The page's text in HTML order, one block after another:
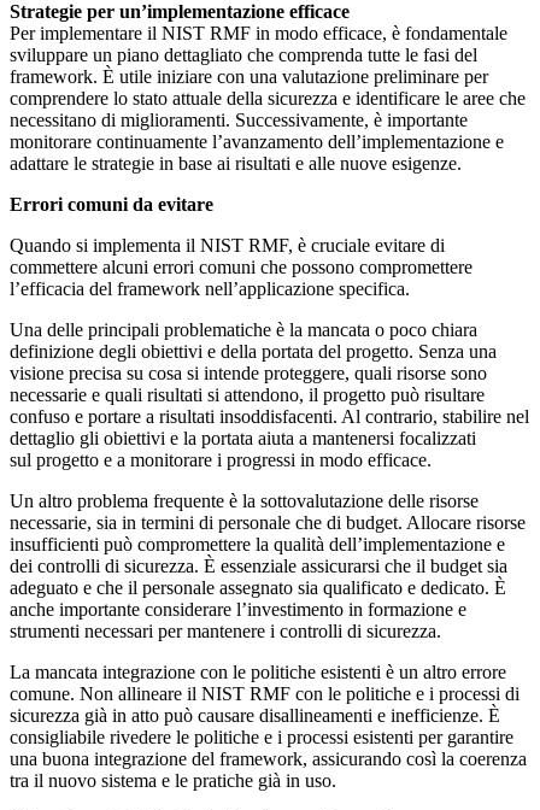
Strategie per un’implementazione efficace
Per implementare il NIST RMF in modo efficace, è fondamentale
sviluppare un piano dettagliato che comprenda tutte le fasi del
framework. È utile iniziare con una valutazione preliminare per
comprendere lo stato attuale della sicurezza e identificare le aree che
necessitano di miglioramenti. Successivamente, è importante
monitorare continuamente l’avanzamento dell’implementazione e
adattare le strategie in base ai risultati e alle nuove esigenze.
Errori comuni da evitare
Quando si implementa il NIST RMF, è cruciale evitare di
commettere alcuni errori comuni che possono compromettere
l’efficacia del framework nell’applicazione specifica.
Una delle principali problematiche è la mancata o poco chiara
definizione degli obiettivi e della portata del progetto. Senza una
visione precisa su cosa si intende proteggere, quali risorse sono
necessarie e quali risultati si attendono, il progetto può risultare
confuso e portare a risultati insoddisfacenti. Al contrario, stabilire nel
dettaglio gli obiettivi e la portata aiuta a mantenersi focalizzati
sul progetto e a monitorare i progressi in modo efficace.
Un altro problema frequente è la sottovalutazione delle risorse
necessarie, sia in termini di personale che di budget. Allocare risorse
insufficienti può compromettere la qualità dell’implementazione e
dei controlli di sicurezza. È essenziale assicurarsi che il budget sia
adeguato e che il personale assegnato sia qualificato e dedicato. È
anche importante considerare l’investimento in formazione e
strumenti necessari per mantenere i controlli di sicurezza.
La mancata integrazione con le politiche esistenti è un altro errore
comune. Non allineare il NIST RMF con le politiche e i processi di
sicurezza già in atto può causare disallineamenti e inefficienze. È
consigliabile rivedere le politiche e i processi esistenti per garantire
una buona integrazione del framework, assicurando così la coerenza
tra il nuovo sistema e le pratiche già in uso.